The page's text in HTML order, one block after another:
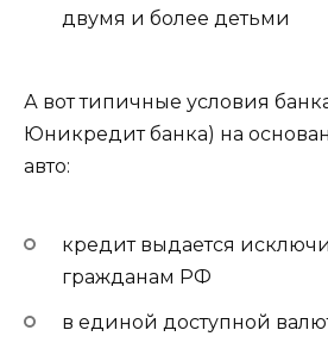
двумя и более детьми
А вот типичные условия
Юникредит банка) на
авто:
кредит выдается
гражданам РФ
в единой доступной